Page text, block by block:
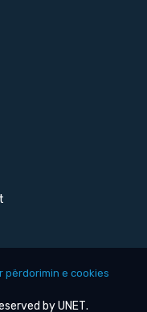
përdorimin e cookies
byUNET.